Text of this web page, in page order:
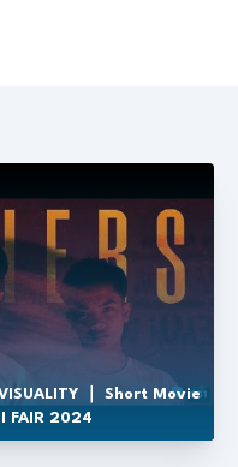
｜ Short Movie
FAIR 2024